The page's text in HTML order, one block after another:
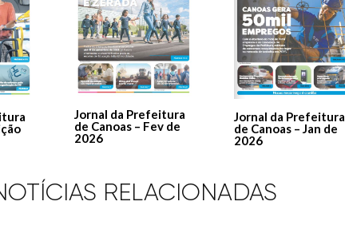
Jornal da Prefeitura
de Canoas – Fev de
2026
Jornal da Prefeitura
de Canoas – Jan de
2026
RELACIONADAS